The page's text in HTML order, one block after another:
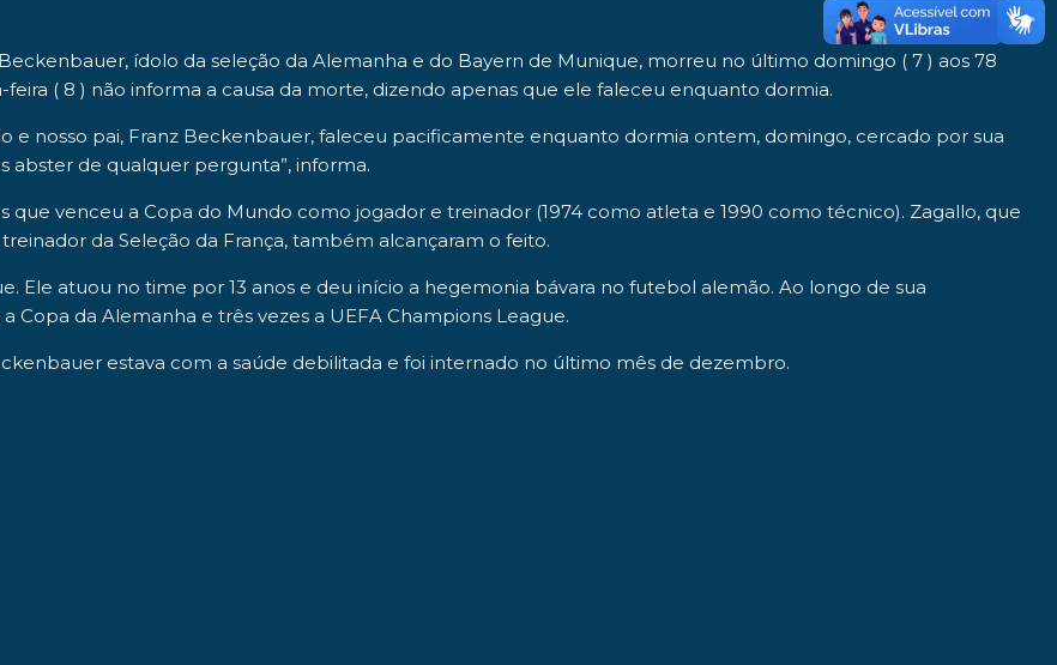
, ídolo da seleção da Alemanha e do Bayern de Munique, morreu no último domingo ( 7 ) aos 78
( 8 ) não informa a causa da morte, dizendo apenas que ele faleceu enquanto dormia.
e nosso pai, Franz Beckenbauer, faleceu pacificamente enquanto dormia ontem, domingo, cercado por sua
abster de qualquer pergunta”, informa.
venceu a Copa do Mundo como jogador e treinador (1974 como atleta e 1990 como técnico). Zagallo, que
da Seleção da França, também alcançaram o feito.
Ele atuou no time por 13 anos e deu início a hegemonia bávara no futebol alemão. Ao longo de sua
Copa da Alemanha e três vezes a UEFA Champions League.
estava com a saúde debilitada e foi internado no último mês de dezembro.